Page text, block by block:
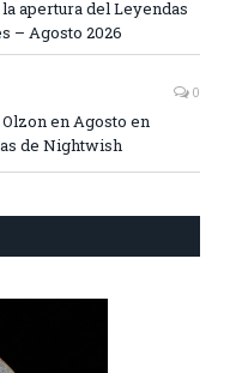
apertura del Leyendas
– Agosto 2026
0
en Agosto en
de Nightwish